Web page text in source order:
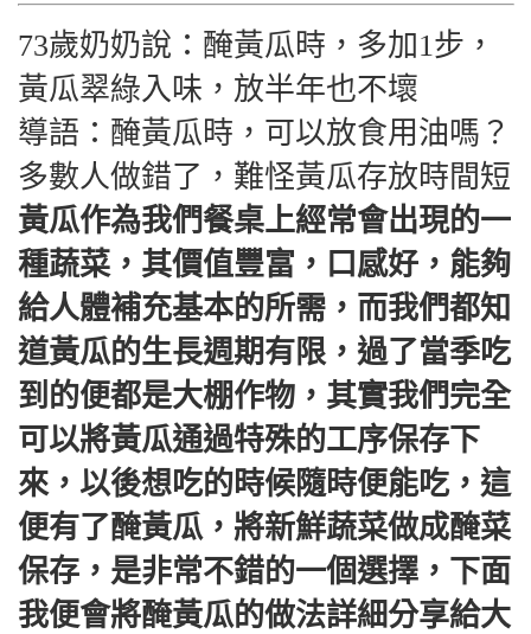
73歲奶奶說：醃黃瓜時，多加1步，
黃瓜翠綠入味，放半年也不壞
導語：醃黃瓜時，可以放食用油嗎？
多數人做錯了，難怪黃瓜存放時間短
黃瓜作為我們餐桌上經常會出現的一
種蔬菜，其價值豐富，口感好，能夠
給人體補充基本的所需，而我們都知
道黃瓜的生長週期有限，過了當季吃
到的便都是大棚作物，其實我們完全
可以將黃瓜通過特殊的工序保存下
來，以後想吃的時候隨時便能吃，這
便有了醃黃瓜，將新鮮蔬菜做成醃菜
保存，是非常不錯的一個選擇，下面
我便會將醃黃瓜的做法詳細分享給大